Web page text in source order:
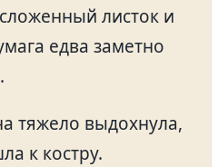
листок и
едва заметно
тяжело выдохнула,
к костру.